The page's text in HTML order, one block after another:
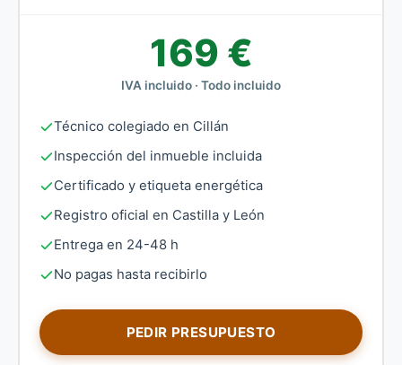
169 €
IVA incluido · Todo incluido
Técnico colegiado en Cillán
Inspección del inmueble incluida
Certificado y etiqueta energética
Registro oficial en Castilla y León
Entrega en 24-48 h
No pagas hasta recibirlo
PEDIR PRESUPUESTO